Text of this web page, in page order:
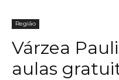
Região
Várzea
aulas